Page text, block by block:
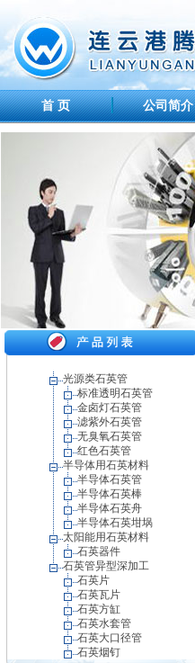
首 页 公司简介
光源类石英管
标准透明石英管
金卤灯石英管
滤紫外石英管
无臭氧石英管
红色石英管
半导体用石英材料
半导体石英管
半导体石英棒
半导体石英舟
半导体石英坩埚
太阳能用石英材料
石英器件
石英管异型深加工
石英片
石英瓦片
石英方缸
石英水套管
石英大口径管
石英烟钉